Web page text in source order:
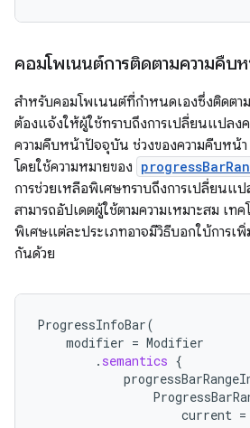
คอมโพเนนต์การติดตามความคืบ
สําหรับคอมโพเนนต์ที่กําหนดเองซึ่งติดต
ต้องแจ้งให้ผู้ใช้ทราบถึงการเปลี่ยนแปลง
ความคืบหน้าปัจจุบัน ช่วงของความคืบหน้
โดยใช้ความหมายของ
การช่วยเหลือพิเศษทราบถึงการเปลี่ยนแ
สามารถอัปเดตผู้ใช้ตามความเหมาะสม เท
พิเศษแต่ละประเภทอาจมีวิธีบอกใบ้การเ
กันด้วย
ProgressInfoBar(
modifier = Modifier
. semantics {
current =